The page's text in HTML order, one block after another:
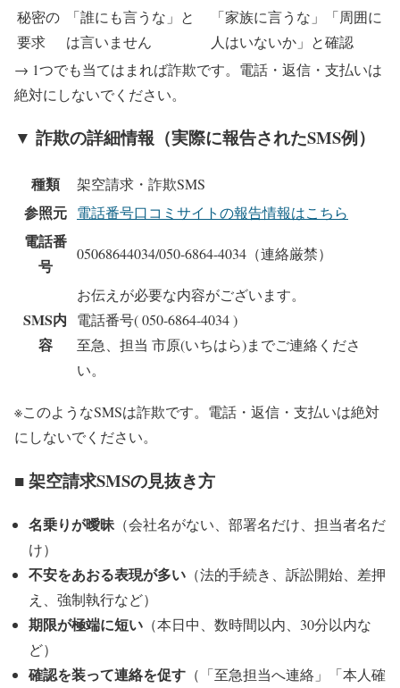
秘密の
要求
「誰にも言うな」と
は言いません
「家族に言うな」「周囲に
人はいないか」と確認
→ 1つでも当てはまれば詐欺です。電話・返信・支払いは
絶対にしないでください。
▼ 詐欺の詳細情報（実際に報告されたSMS例）
種類 架空請求・詐欺SMS
参照元 電話番号口コミサイトの報告情報はこちら
電話番
号
05068644034/050-6864-4034 （連絡厳禁）
SMS内
容
お伝えが必要な内容がございます。
電話番号( 050-6864-4034 )
至急、担当 市原(いちはら)までご連絡くださ
い。
※このようなSMSは詐欺です。電話・返信・支払いは絶対
にしないでください。
■ 架空請求SMSの見抜き方
名乗りが曖昧 （会社名がない、部署名だけ、担当者名だ
け）
不安をあおる表現が多い （法的手続き、訴訟開始、差押
え、強制執行など）
期限が極端に短い （本日中、数時間以内、30分以内な
ど）
確認を装って連絡を促す （「至急担当へ連絡」「本人確